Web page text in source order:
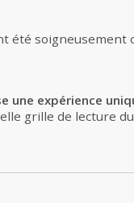
été soigneusement
une expérience
grille de lecture du